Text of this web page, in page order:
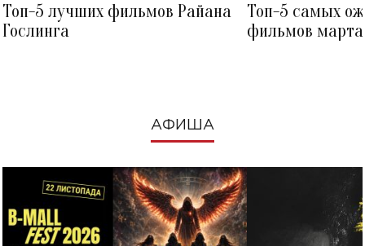
Топ-5 лучших фильмов Райана
Гослинга
Топ-5 самых
фильмов
АФИША